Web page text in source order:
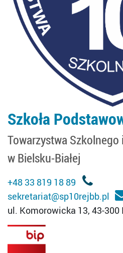
Szkoła
Towarzystwa Szkolnego
w Bielsku-Białej
+48 33 819 18 89
sekretariat@sp10rejbb.pl
ul. Komorowicka 13, 43-300